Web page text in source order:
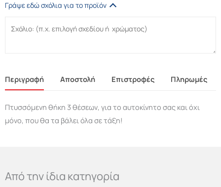
Γράψε εδώ σχόλια για το προϊόν
Περιγραφή Αποστολή Επιστροφές Πληρωμές
Πτυσσόμενη θήκη 3 θέσεων, για το αυτοκίνητο σας και όχι
μόνο, που θα τα βάλει όλα σε τάξη!
Από την ίδια κατηγορία